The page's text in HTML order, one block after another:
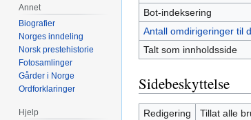
Bot-indeksering
Antall omdirigeringer til
Talt som innholdsside
Sidebeskyttelse
Redigering
Tillat alle
Annet
Biografier
Norges inndeling
Norsk prestehistorie
Fotosamlinger
Gårder i Norge
Ordforklaringer
Hjelp